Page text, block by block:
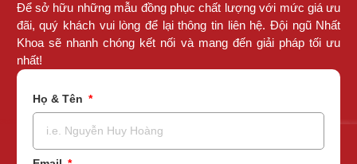
Để sở hữu những mẫu đồng phục chất lượng với mức giá ưu
đãi, quý khách vui lòng để lại thông tin liên hệ. Đội ngũ Nhất
Khoa sẽ nhanh chóng kết nối và mang đến giải pháp tối ưu
nhất!
Họ & Tên